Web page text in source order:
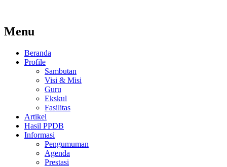
Menu
Beranda
Profile
Sambutan
Visi & Misi
Guru
Ekskul
Fasilitas
Artikel
Hasil PPDB
Informasi
Pengumuman
Agenda
Prestasi